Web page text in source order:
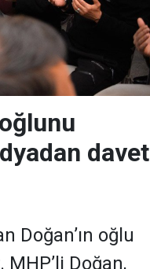
davet
Doğan’ın oğlu
Doğan,